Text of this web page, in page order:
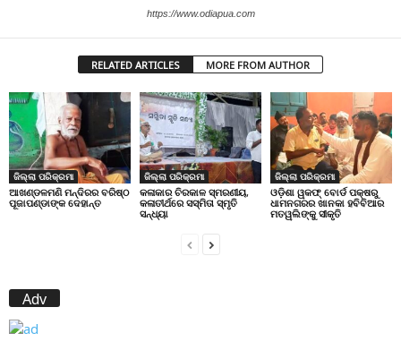
https://www.odiapua.com
RELATED ARTICLES MORE FROM AUTHOR
ଜିଲ୍ଲା ପରିକ୍ରମା
ଆଖଣ୍ଡଳମଣି ମନ୍ଦିରର ବରିଷ୍ଠ
ପୂଜାପଣ୍ଡାଙ୍କ ଦେହାନ୍ତ
ଜିଲ୍ଲା ପରିକ୍ରମା
କଳାକାର ଚିରକାଳ ସ୍ମରଣୀୟ,
କଳାତୀର୍ଥରେ ସସ୍ମିତା ସ୍ମୃତି
ସନ୍ଧ୍ୟା
ଜିଲ୍ଲା ପରିକ୍ରମା
ଓଡ଼ିଶା ୱକଫ୍ ବୋର୍ଡ ପକ୍ଷରୁ
ଧାମନଗରର ଖାନକା ହବିବିଆର
ମତୱଲିଙ୍କୁ ସୀକୃତି
Adv